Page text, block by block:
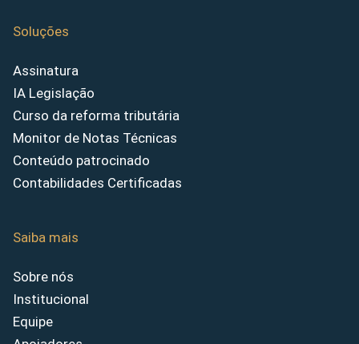
Soluções
Assinatura
IA Legislação
Curso da reforma tributária
Monitor de Notas Técnicas
Conteúdo patrocinado
Contabilidades Certificadas
Saiba mais
Sobre nós
Institucional
Equipe